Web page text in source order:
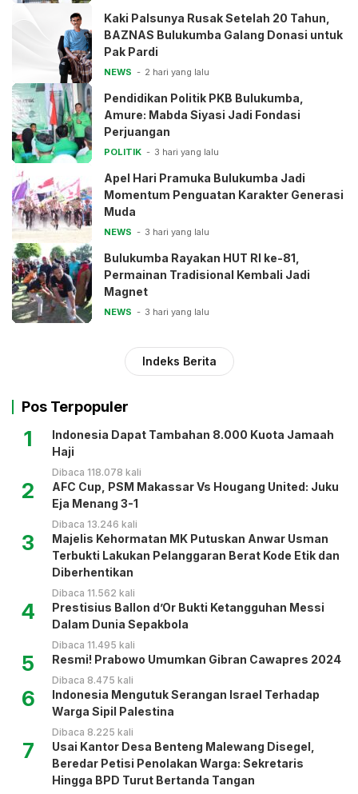
Kaki Palsunya Rusak Setelah 20 Tahun,
BAZNAS Bulukumba Galang Donasi untuk
Pak Pardi
NEWS 2 hari yang lalu
Pendidikan Politik PKB Bulukumba,
Amure: Mabda Siyasi Jadi Fondasi
Perjuangan
POLITIK 3 hari yang lalu
Apel Hari Pramuka Bulukumba Jadi
Momentum Penguatan Karakter Generasi
Muda
NEWS 3 hari yang lalu
Bulukumba Rayakan HUT RI ke-81,
Permainan Tradisional Kembali Jadi
Magnet
NEWS 3 hari yang lalu
Indeks Berita
Pos Terpopuler
1
Indonesia Dapat Tambahan 8.000 Kuota Jamaah
Haji
Dibaca 118.078 kali
2
AFC Cup, PSM Makassar Vs Hougang United: Juku
Eja Menang 3-1
Dibaca 13.246 kali
3
Majelis Kehormatan MK Putuskan Anwar Usman
Terbukti Lakukan Pelanggaran Berat Kode Etik dan
Diberhentikan
Dibaca 11.562 kali
4
Prestisius Ballon d’Or Bukti Ketangguhan Messi
Dalam Dunia Sepakbola
Dibaca 11.495 kali
5 Resmi! Prabowo Umumkan Gibran Cawapres 2024
Dibaca 8.475 kali
6
Indonesia Mengutuk Serangan Israel Terhadap
Warga Sipil Palestina
Dibaca 8.225 kali
7
Usai Kantor Desa Benteng Malewang Disegel,
Beredar Petisi Penolakan Warga: Sekretaris
Hingga BPD Turut Bertanda Tangan